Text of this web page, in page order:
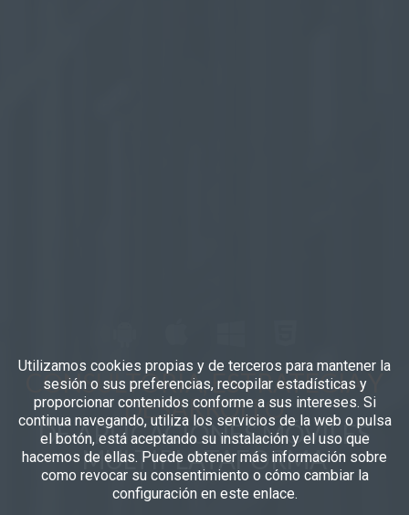
CONSULTORÍA, ESTRATEGIA Y
DESARROLLO
DE APLICACIONES MÓVILES
MULTIPLATAFORMA
Utilizamos cookies propias y de terceros para mantener la
sesión o sus preferencias, recopilar estadísticas y
proporcionar contenidos conforme a sus intereses. Si
continua navegando, utiliza los servicios de la web o pulsa
el botón, está aceptando su instalación y el uso que
hacemos de ellas. Puede obtener más información sobre
como revocar su consentimiento o cómo cambiar la
configuración en este enlace.